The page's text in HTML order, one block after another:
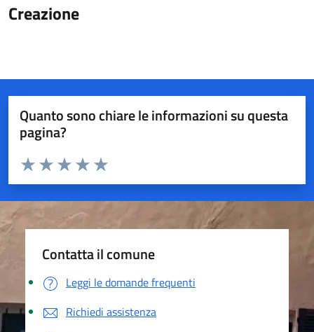
Creazione
Quanto sono chiare le informazioni su questa
pagina?
Valuta da 1 a 5 stelle la pagina
Valuta 5 stelle su 5
Valuta 4 stelle su 5
Valuta 3 stelle su 5
Valuta 2 stelle su 5
Valuta 1 stelle su 5
Contatta il comune
Leggi le domande frequenti
Richiedi assistenza